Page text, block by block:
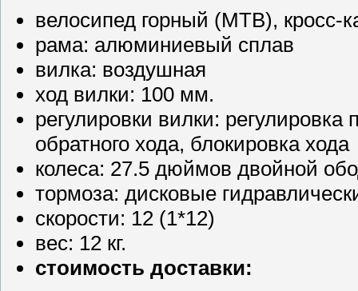
велосипед горный (MTB), кросс-
рама: алюминиевый сплав
вилка: воздушная
ход вилки: 100 мм.
регулировки вилки: регулировка
обратного хода, блокировка хода
колеса: 27.5 дюймов двойной
тормоза: дисковые
скорости: 12 (1*12)
вес: 12 кг.
стоимость доставки: